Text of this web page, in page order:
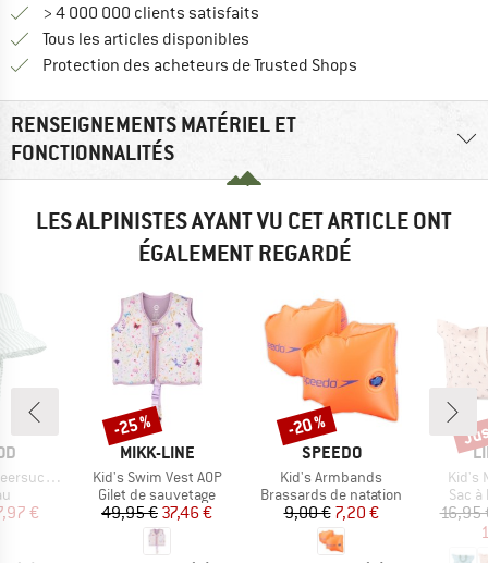
> 4 000 000 clients satisfaits
Tous les articles disponibles
Protection des acheteurs de Trusted Shops
RENSEIGNEMENTS MATÉRIEL ET
FONCTIONNALITÉS
LES ALPINISTES AYANT VU CET ARTICLE ONT
ÉGALEMENT REGARDÉ
Sun Hat
réduit
€
MARQUE
MIKK-LINE
Article
Kid's Swim Vest AOP
Product group
Gilet de sauvetage
Prix
49,95 €Prix réduit
37,46 €
Remise
-25 %
MARQUE
SPEEDO
Article
Kid's Armbands
Product group
Brassards de natation
Prix
9,00 €Prix réduit
7,20 €
Remise
-20 %
Article
Kid's
Sac
16,95